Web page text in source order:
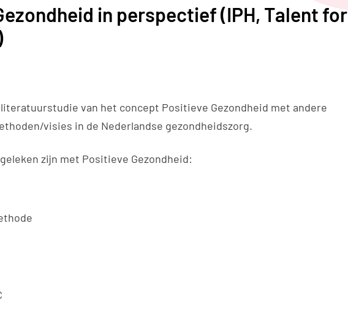
in perspectief (IPH, Talent for
van het concept Positieve Gezondheid met andere
visies in de Nederlandse gezondheidszorg.
zijn met Positieve Gezondheid: